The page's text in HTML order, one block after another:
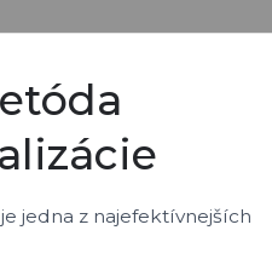
jedna z najefektívnejších